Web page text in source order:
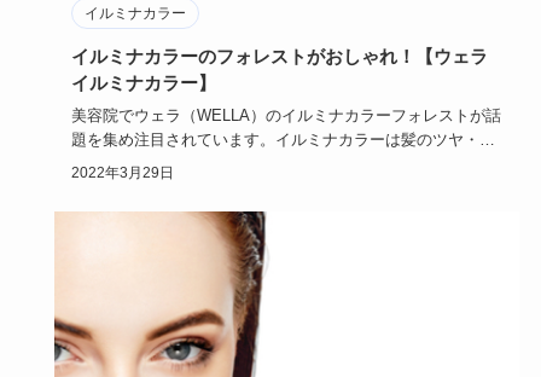
イルミナカラー
イルミナカラーのフォレストがおしゃれ！【ウェラ
イルミナカラー】
美容院でウェラ（WELLA）のイルミナカラーフォレストが話
題を集め注目されています。イルミナカラーは髪のツヤ・透
明感をキー…
2022年3月29日